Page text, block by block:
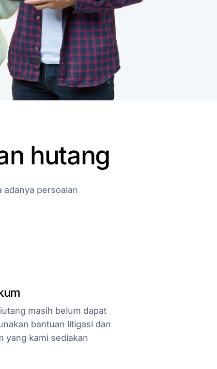
hutang
adanya persoalan
masih belum dapat
bantuan litigasi dan
yang kami sediakan